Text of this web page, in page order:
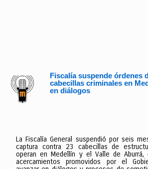
Fiscalía suspende órdenes
cabecillas criminales en
en diálogos
La Fiscalía General suspendió por seis
captura contra 23 cabecillas de
operan en Medellín y el Valle de
acercamientos promovidos por el